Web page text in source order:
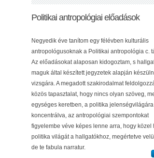
Politikai antropológiai előadások
Negyedik éve tanítom egy félévben kulturális
antropológusoknak a Politikai antropológia c.
Az előadásokat alaposan kidogoztam, s
maguk által készített jegyzetek alapján
vizsgára. A megadott szakirodalmat
közös tapasztalat, hogy nincs olyan szöveg,
egységes keretben, a politika jelenségvilágára
koncentrálva, az antropológiai szempontokat
figyelembe véve képes lenne arra, hogy közel
politika világát a hallgatókhoz, megértetve
de te fabula narratur.